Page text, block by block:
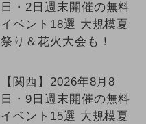
日・2日週末開催の無料
イベント18選 大規模夏
祭り＆花火大会も！
【関西】2026年8月8
日・9日週末開催の無料
イベント15選 大規模夏